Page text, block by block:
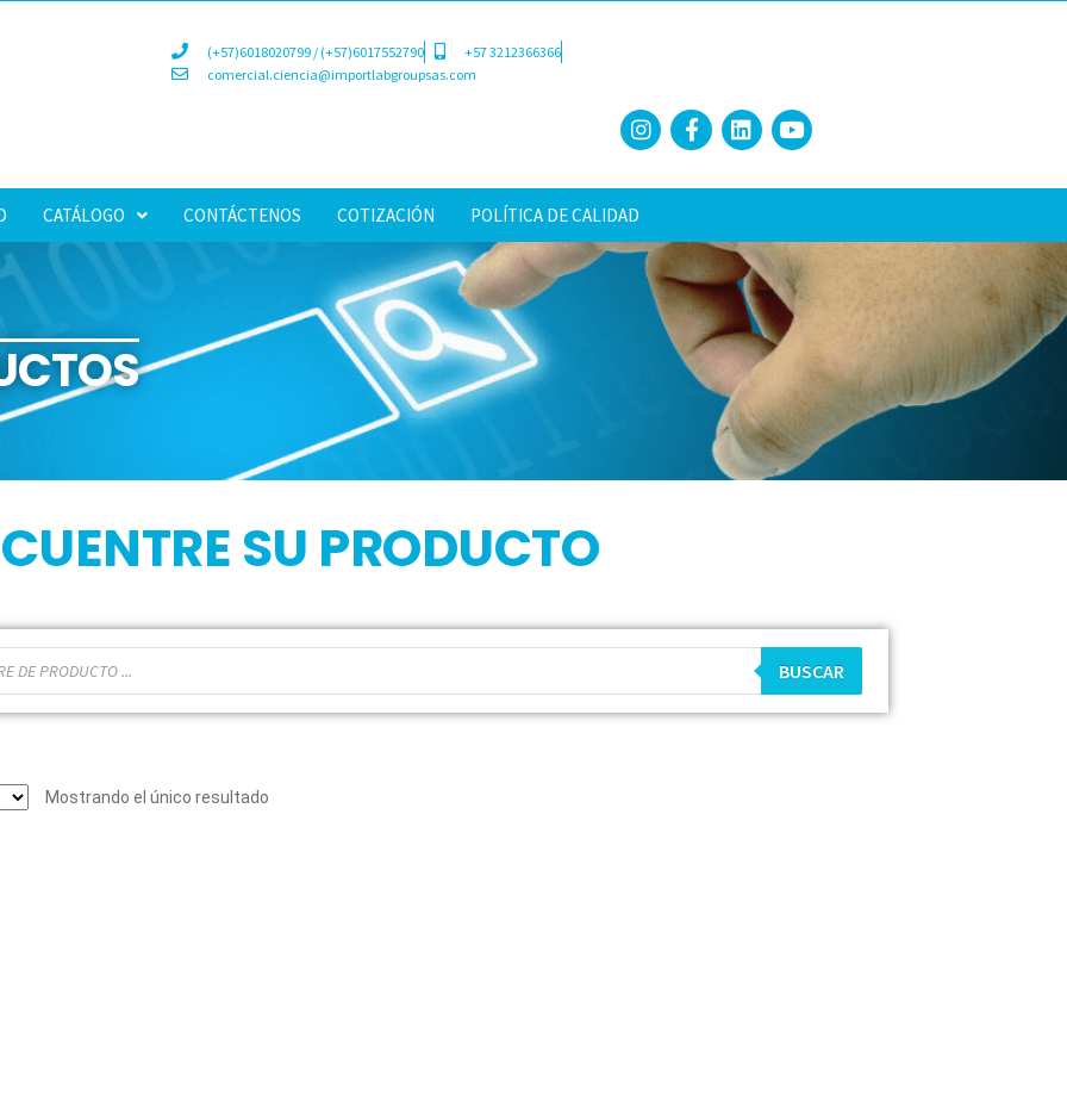
(+57)6018020799 / (+57)6017552790
+57 3212366366
comercial.ciencia@importlabgroupsas.com
CATÁLOGO CONTÁCTENOS COTIZACIÓN POLÍTICA DE CALIDAD
SU PRODUCTO
BUSCAR
Mostrando el único resultado